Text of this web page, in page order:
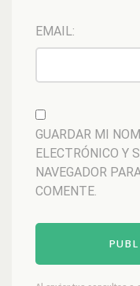
EMAIL:
GUARDAR MI
ELECTRÓNICO Y
NAVEGADOR
COMENTE.